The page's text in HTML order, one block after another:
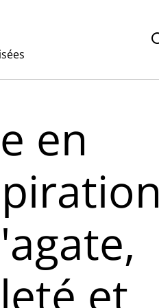
en
et